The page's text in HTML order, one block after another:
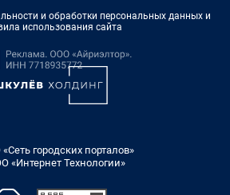
и обработки персональных данных и
использования сайта
городских порталов»
«Интернет Технологии»